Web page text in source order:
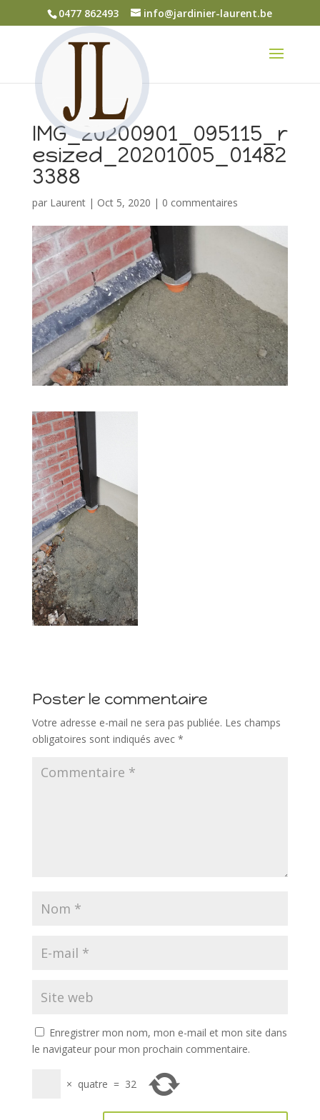
0477 862493 info@jardinier-laurent.be
IMG_20200901_095115_r
esized_20201005_01482
3388
par Laurent| Oct 5, 2020 | 0 commentaires
Poster le commentaire
Votre adresse e-mail ne sera pas publiée. Les champs
obligatoires sont indiqués avec *
Enregistrer mon nom, mon e-mail et mon site dans
le navigateur pour mon prochain commentaire.
× quatre = 32